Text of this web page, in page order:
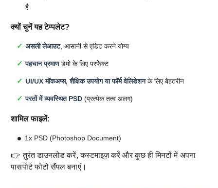
है
क्यों चुनें यह टेम्पलेट?
असली लेआउट, आसानी से एडिट करने योग्य
पहचान प्रमाणडेमो के लिए परफेक्ट
UI/UX मॉकअप्स, शैक्षिक उपयोग या फॉर्म वेलिडेशनके लिए बेहतरीन
परतों में व्यवस्थित PSD (प्रत्येक तत्व अलग)
शामिल फाइलें:
1x PSD (Photoshop Document)
👉 तुरंत डाउनलोड करें, कस्टमाइज़ करें और कुछ ही मिनटों में अपना
पासपोर्ट फोटो सैंपल बनाएं।